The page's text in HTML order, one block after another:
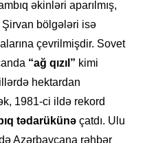
əkinləri aparılmış,
bölgələri isə
çevrilmişdir. Sovet
“ağ qızıl ” kimi
hektardan
1981-ci ildə rekord
tədarükünə çatdı. Ulu
Azərbaycana rəhbər